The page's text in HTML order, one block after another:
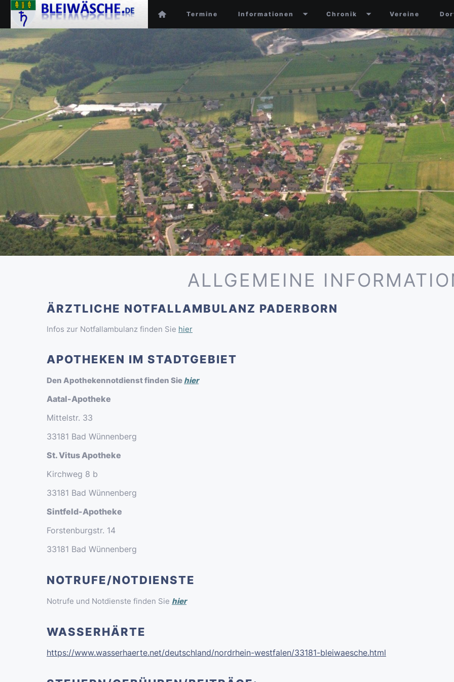
Termine Informationen Chronik Vereine
ALLGEMEINE
ÄRZTLICHE NOTFALLAMBULANZ PADERBORN
Infos zur Notfallambulanz finden Sie hier
APOTHEKEN IM STADTGEBIET
Den Apothekennotdienst finden Sie hier
Aatal-Apotheke
Mittelstr. 33
33181 Bad Wünnenberg
St. Vitus Apotheke
Kirchweg 8 b
33181 Bad Wünnenberg
Sintfeld-Apotheke
Forstenburgstr. 14
33181 Bad Wünnenberg
NOTRUFE/NOTDIENSTE
Notrufe und Notdienste finden Sie hier
WASSERHÄRTE
https://www.wasserhaerte.net/deutschland/nordrhein-westfalen/33181-bleiwaesche.html